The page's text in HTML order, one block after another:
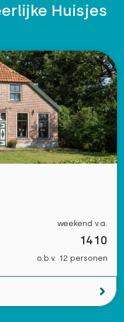
Huisjes
weekend v.a.
1410
o.b.v. 12 personen